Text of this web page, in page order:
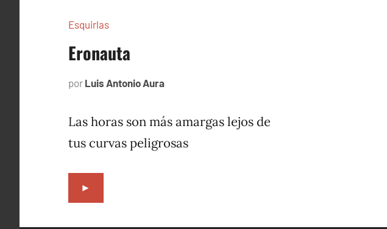
Esquirlas
Eronauta
por Luis Antonio Aura
2024
Las horas son más amargas lejos de
tus curvas peligrosas
►